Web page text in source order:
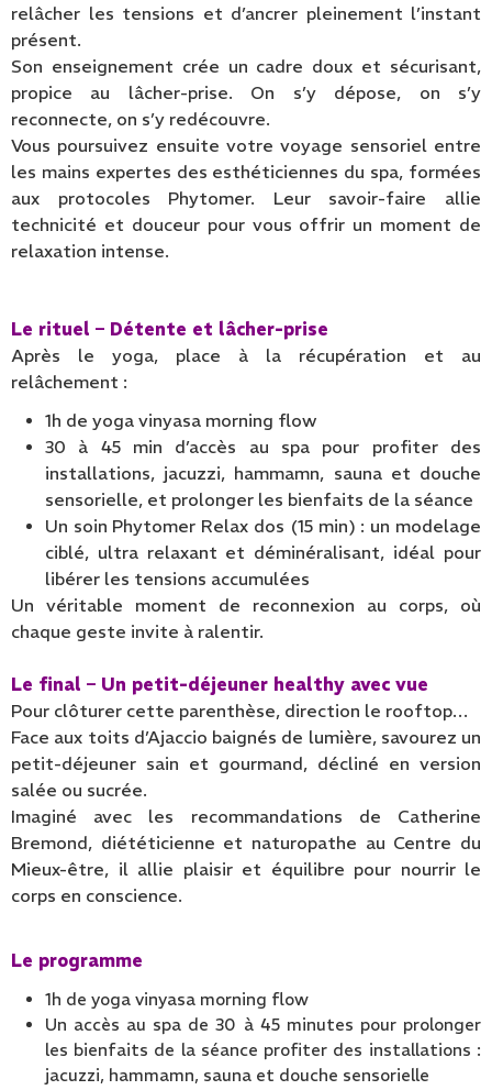
relâcher les tensions et d’ancrer pleinement l’instant
présent.
Son enseignement crée un cadre doux et sécurisant,
propice au lâcher-prise. On s’y dépose, on s’y
reconnecte, on s’y redécouvre.
Vous poursuivez ensuite votre voyage sensoriel entre
les mains expertes des esthéticiennes du spa, formées
aux protocoles Phytomer. Leur savoir-faire allie
technicité et douceur pour vous offrir un moment de
relaxation intense.
Le rituel – Détente et lâcher-prise
Après le yoga, place à la récupération et au
relâchement :
1h de yoga vinyasa morning flow
30 à 45 min d’accès au spa pour profiter des
installations, jacuzzi, hammamn, sauna et douche
sensorielle, et prolonger les bienfaits de la séance
Un soin Phytomer Relax dos (15 min) : un modelage
ciblé, ultra relaxant et déminéralisant, idéal pour
libérer les tensions accumulées
Un véritable moment de reconnexion au corps, où
chaque geste invite à ralentir.
Le final – Un petit-déjeuner healthy avec vue
Pour clôturer cette parenthèse, direction le rooftop…
Face aux toits d’Ajaccio baignés de lumière, savourez un
petit-déjeuner sain et gourmand, décliné en version
salée ou sucrée.
Imaginé avec les recommandations de Catherine
Bremond, diététicienne et naturopathe au Centre du
Mieux-être, il allie plaisir et équilibre pour nourrir le
corps en conscience.
Le programme
1h de yoga vinyasa morning flow
Un accès au spa de 30 à 45 minutes pour prolonger
les bienfaits de la séance profiter des installations :
jacuzzi, hammamn, sauna et douche sensorielle